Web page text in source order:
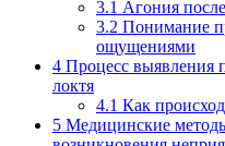
3.1 Агония
3.2 Понимание
ощущениями
4 Процесс выявления
локтя
4.1 Как
5 Медицинские